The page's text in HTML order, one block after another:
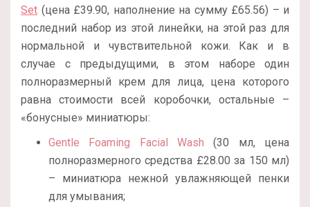
Set (цена £39.90, наполнение на сумму £65.56) – и
последний набор из этой линейки, на этой раз для
нормальной и чувствительной кожи. Как и в
случае с предыдущими, в этом наборе один
полноразмерный крем для лица, цена которого
равна стоимости всей коробочки, остальные –
«бонусные» миниатюры:
Gentle Foaming Facial Wash (30 мл, цена
полноразмерного средства £28.00за 150 мл)
– миниатюра нежной увлажняющей пенки
для умывания;